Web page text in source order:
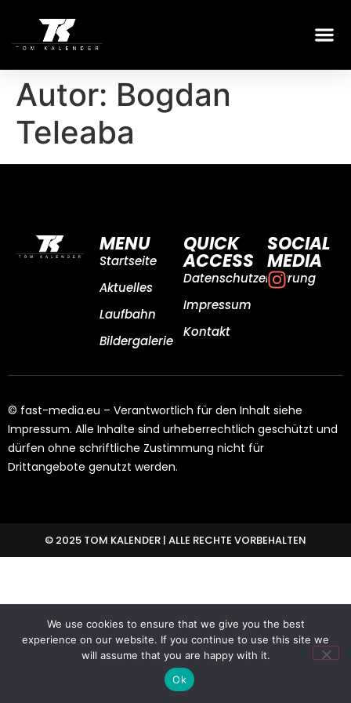
Autor: Bogdan
Teleaba
MENU
Startseite
Aktuelles
Laufbahn
Bildergalerie
QUICK
ACCESS
Datenschutzerklärung
Impressum
Kontakt
SOCIAL
MEDIA
© fast-media.eu – Verantwortlich für den Inhalt siehe
Impressum. Alle Inhalte sind urheberrechtlich geschützt und
dürfen ohne schriftliche Zustimmung nicht für
Drittangebote genutzt werden.
© 2025 TOM KALENDER | ALLE RECHTE VORBEHALTEN
We use cookies to ensure that we give you the best
experience on our website. If you continue to use this site we
will assume that you are happy with it.
Ok